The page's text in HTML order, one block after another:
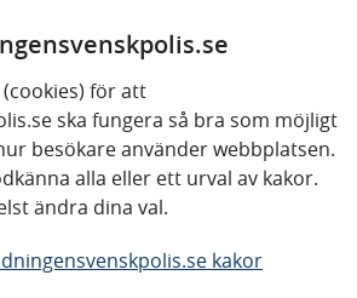
för att
ska fungera så bra som möjligt
besökare använder webbplatsen.
alla eller ett urval av kakor.
ändra dina val.
kakor